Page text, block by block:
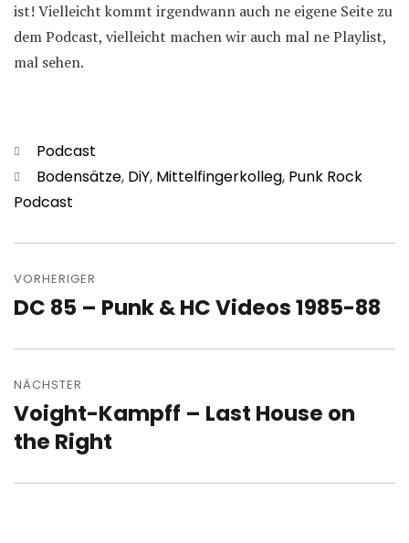
ist! Vielleicht kommt irgendwann auch ne eigene Seite zu
dem Podcast, vielleicht machen wir auch mal ne Playlist,
mal sehen.
Kategorien
Podcast
Schlagwörter
Bodensätze, DiY, Mittelfingerkolleg, Punk Rock
Podcast
VORHERIGER
Vorheriger
DC 85 – Punk & HC Videos 1985-88
NÄCHSTER
Nächster
Beitrag:
Voight-Kampff – Last House on
the Right